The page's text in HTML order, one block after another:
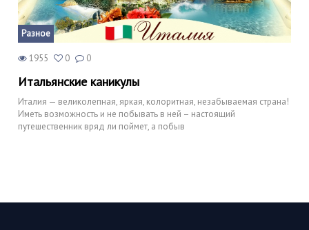
Разное
1955 0 0
Итальянские каникулы
Италия — великолепная, яркая, колоритная, незабываемая страна!
Иметь возможность и не побывать в ней – настоящий
путешественник вряд ли поймет, а побыв